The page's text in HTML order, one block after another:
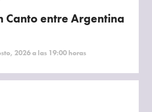
Canto entre Argentina
2026 a las 19:00 horas